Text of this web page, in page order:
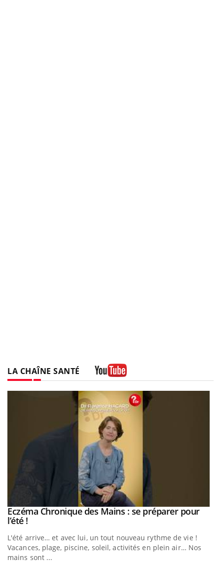
LA CHAÎNE SANTÉ
Youtube
Eczéma Chronique des Mains : se préparer pour
l’été !Youtube
L'été arrive… et avec lui, un tout nouveau rythme de vie !
Vacances, plage, piscine, soleil, activités en plein air… Nos
mains sont ...